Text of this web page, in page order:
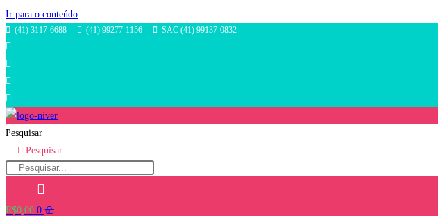
Ir para o conteúdo
(41) 3117-6688 (41) 99277-1156 SAC (41) 99137-0832
Pesquisar
Pesquisar
R$0,00 0